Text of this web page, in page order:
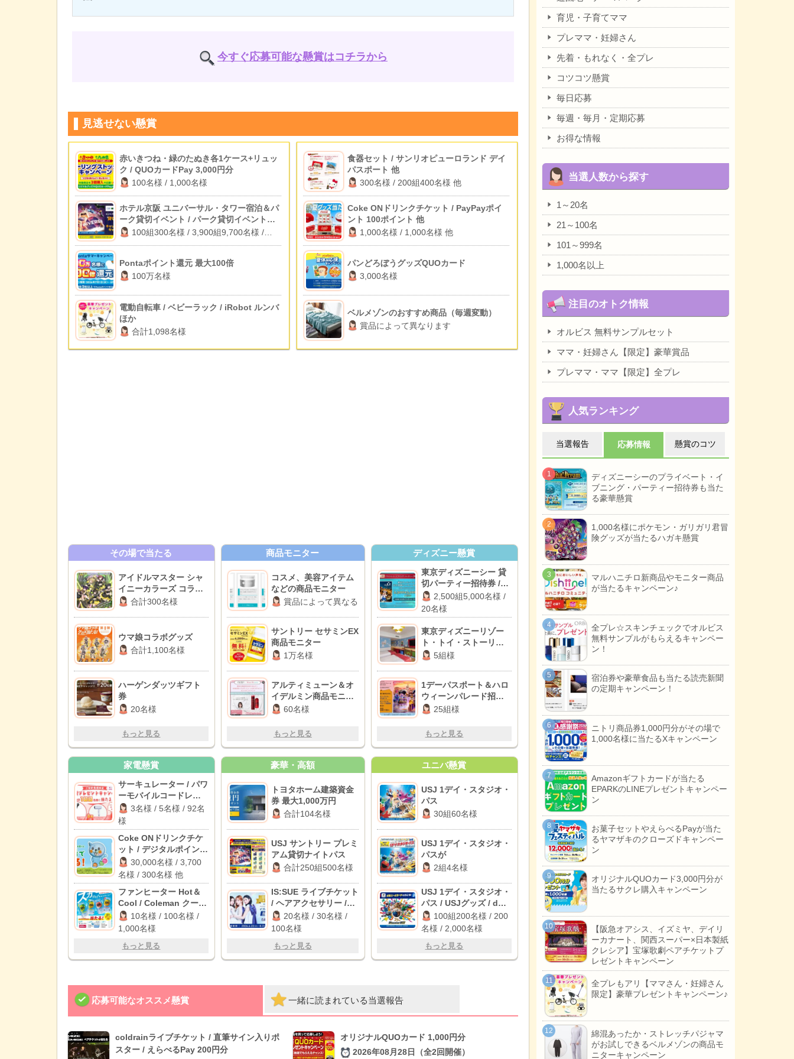
今すぐ応募可能な懸賞はコチラから
見逃せない懸賞
赤いきつね・緑のたぬき各1ケース+リュッ
ク / QUOカードPay 3,000円分
100名様 / 1,000名様
ホテル京阪 ユニバーサル・タワー宿泊＆パ
ーク貸切イベント / パーク貸切イベント招
待 / 1万円キャッシュバック
100組300名様 / 3,900組9,700名様 /
2,000名様
Pontaポイント還元 最大100倍
100万名様
電動自転車 / ベビーラック / iRobot ルンバ
ほか
合計1,098名様
食器セット / サンリオピューロランド デイ
パスポート 他
300名様 / 200組400名様 他
Coke ONドリンクチケット / PayPayポイ
ント 100ポイント 他
1,000名様 / 1,000名様 他
パンどろぼうグッズQUOカード
3,000名様
ベルメゾンのおすすめ商品（毎週変動）
賞品によって異なります
その場で当たる
アイドルマスター シャ
イニーカラーズ コラボ
グッズ合計300名様
ウマ娘コラボグッズ
合計1,100名様
ハーゲンダッツギフト
券
20名様
もっと見る
商品モニター
コスメ、美容アイテム
などの商品モニター
賞品によって異なる
サントリー セサミンEX
商品モニター
1万名様
アルティミューン＆オ
イデルミン商品モニタ
ー 60名様
もっと見る
ディズニー懸賞
東京ディズニーシー 貸
切パーティー招待券 /
JALグループ国内線往復
航空券
2,500組5,000名様 /
20名様
東京ディズニーリゾー
ト・トイ・ストーリー
ホテル宿泊券
5組様
1デーパスポート＆ハロ
ウィーンパレード招待
券 25組様
もっと見る
家電懸賞
サーキュレーター / パワ
ーモバイルコードレス
アイロン / COCORO
POINT 1,000円分
3名様 / 5名様 / 92名
様
Coke ONドリンクチケ
ット / デジタルポイント
最大1,000円分 / 薄型ひ
んやりフックファン 他
30,000名様 / 3,700
名様 / 300名様 他
ファンヒーター Hot＆
Cool / Coleman クーラ
ーボックス テイク6 / ギ
フトペイ 100pt
10名様 / 100名様 /
1,000名様
もっと見る
豪華・高額
トヨタホーム建築資金
券 最大1,000万円
合計104名様
USJ サントリー プレミ
アム貸切ナイトパス
合計250組500名様
IS:SUE ライブチケット
/ ヘアアクセサリー /
QUOカード 3,000円分
20名様 / 30名様 /
100名様
もっと見る
ユニバ懸賞
USJ 1デイ・スタジオ・
パス
30組60名様
USJ 1デイ・スタジオ・
パスが
2組4名様
USJ 1デイ・スタジオ・
パス / USJグッズ / dポ
イント 1,000ポイント
100組200名様 / 200
名様 / 2,000名様
もっと見る
応募可能なオススメ懸賞 一緒に読まれている当選報告
coldrainライブチケット / 直筆サイン入りポ
スター / えらべるPay 200円分
オリジナルQUOカード 1,000円分
2026年08月28日（全2回開催）
育児・子育てママ
プレママ・妊婦さん
先着・もれなく・全プレ
コツコツ懸賞
毎日応募
毎週・毎月・定期応募
お得な情報
当選人数から探す
1～20名
21～100名
101～999名
1,000名以上
注目のオトク情報
オルビス 無料サンプルセット
ママ・妊婦さん【限定】豪華賞品
プレママ・ママ【限定】全プレ
人気ランキング
当選報告 応募情報 懸賞のコツ
ディズニーシーのプライベート・イ
ブニング・パーティー招待券も当た
る豪華懸賞
1,000名様にポケモン・ガリガリ君冒
険グッズが当たるハガキ懸賞
マルハニチロ新商品やモニター商品
が当たるキャンペーン♪
全プレ☆スキンチェックでオルビス
無料サンプルがもらえるキャンペー
ン！
宿泊券や豪華食品も当たる読売新聞
の定期キャンペーン！
ニトリ商品券1,000円分がその場で
1,000名様に当たるXキャンペーン
Amazonギフトカードが当たる
EPARKのLINEプレゼントキャンペー
ン
お菓子セットやえらべるPayが当た
るヤマザキのクローズドキャンペー
ン
オリジナルQUOカード3,000円分が
当たるサクレ購入キャンペーン
【阪急オアシス、イズミヤ、デイリ
ーカナート、関西スーパー×日本製紙
クレシア】宝塚歌劇ペアチケットプ
レゼントキャンペーン
全プレもアリ【ママさん・妊婦さん
限定】豪華プレゼントキャンペーン♪
綿混あったか・ストレッチパジャマ
がお試しできるベルメゾンの商品モ
ニターキャンペーン